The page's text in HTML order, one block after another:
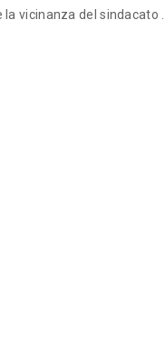
vicinanza del sindacato ...